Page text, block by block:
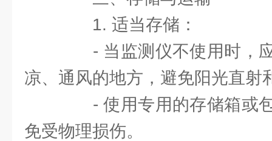
1. 适当存储：
- 当监测仪不使用时，应
凉、通风的地方，避免阳光直射
- 使用专用的存储箱或包
免受物理损伤。